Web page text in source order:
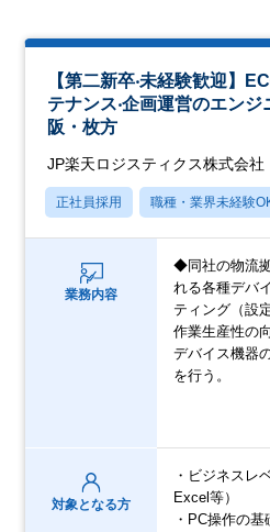
【第二新卒‧未経験歓迎】
テナンス‧企画運営のエン
阪・枚方
JP楽天ロジスティクス株式会社
正社員採用 職種・業界未経験
業務内容
◆同社の物流
れる各種デバ
ティング（設
作業生産性の
デバイス機器
を行う。
対象となる方
・ビジネスレ
Excel等）
・PC操作の基